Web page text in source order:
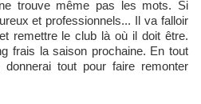
trouve même pas les mots. Si
et professionnels... Il va falloir
remettre le club là où il doit être.
frais la saison prochaine. En tout
tout pour faire remonter